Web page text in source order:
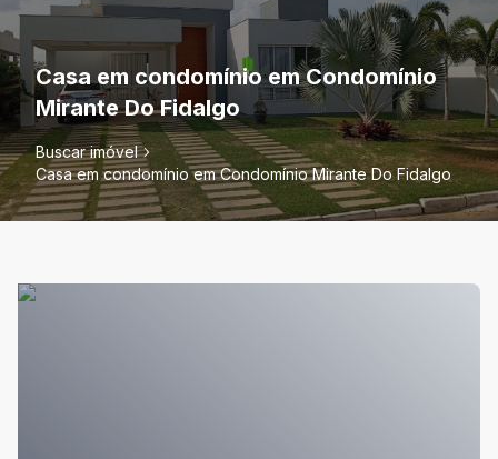
Casa em condomínio em Condomínio
Mirante Do Fidalgo
Buscar imóvel
Casa em condomínio em Condomínio Mirante Do Fidalgo